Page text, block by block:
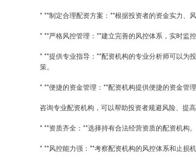
* **制定合理配资方案：**根据投资者的资金实力、
* **严格风控管理：**建立完善的风控体系，实时监
* **提供专业指导：**配资机构的专业分析师可以为
策。
* **便捷的资金管理：**配资机构提供便捷的资金管
咨询专业配资机构，可以帮助投资者规避风险、提
* **资质齐全：**选择持有合法经营资质的配资机构。
* **风控能力强：**考察配资机构的风控体系和止损机